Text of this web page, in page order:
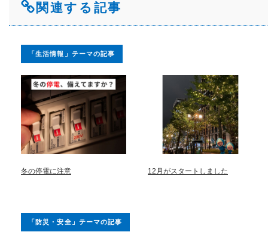
関連する記事
「生活情報」テーマの記事
冬の停電に注意 12月がスタートしました
「防災・安全」テーマの記事